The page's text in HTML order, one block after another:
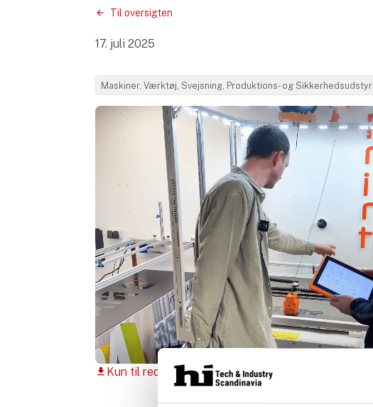
Til oversigten
17. juli 2025
Maskiner, Værktøj, Svejsning, Produktions- og Sikkerhedsudstyr
download Kun til redaktionelt brug